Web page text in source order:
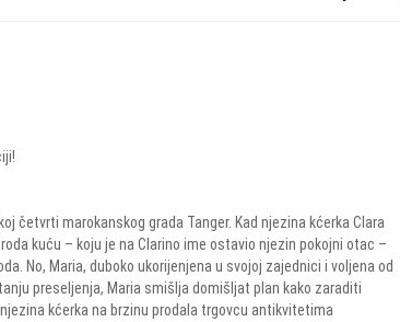
četvrti marokanskog grada Tanger. Kad njezina kćerka Clara
kuću – koju je na Clarino ime ostavio njezin pokojni otac –
No, Maria, duboko ukorijenjena u svojoj zajednici i voljena od
preseljenja, Maria smišlja domišljat plan kako zaraditi
kćerka na brzinu prodala trgovcu antikvitetima